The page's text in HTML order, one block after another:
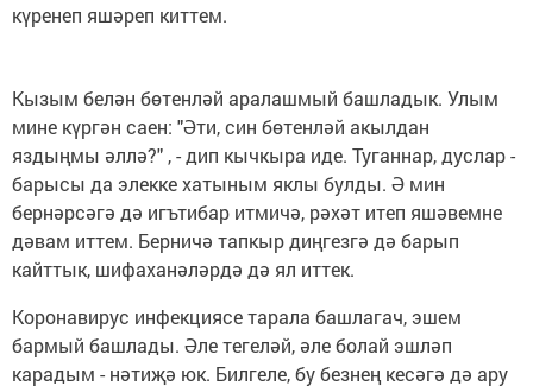
күренеп яшәреп киттем.
Кызым белән бөтенләй аралашмый башладык. Улым
мине күргән саен: "Әти, син бөтенләй акылдан
яздыңмы әллә?" , - дип кычкыра иде. Туганнар, дуслар -
барысы да элекке хатыным яклы булды. Ә мин
бернәрсәгә дә игътибар итмичә, рәхәт итеп яшәвемне
дәвам иттем. Берничә тапкыр диңгезгә дә барып
кайттык, шифаханәләрдә дә ял иттек.
Коронавирус инфекциясе тарала башлагач, эшем
бармый башлады. Әле тегеләй, әле болай эшләп
карадым - нәтиҗә юк. Билгеле, бу безнең кесәгә дә ару